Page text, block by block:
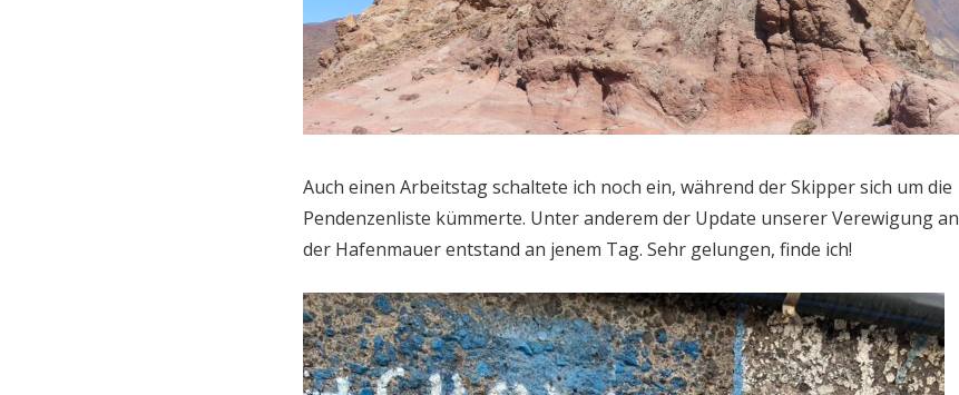
Auch einen Arbeitstag schaltete ich noch ein, während der Skipper sich um die
Pendenzenliste kümmerte. Unter anderem der Update unserer Verewigung an
der Hafenmauer entstand an jenem Tag. Sehr gelungen, finde ich!